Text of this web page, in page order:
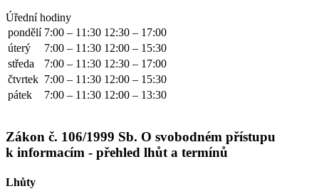
Úřední hodiny
pondělí 7:00 – 11:30 12:30 – 17:00
úterý
7:00 – 11:30 12:00 – 15:30
středa
7:00 – 11:30 12:30 – 17:00
čtvrtek 7:00 – 11:30 12:00 – 15:30
pátek
7:00 – 11:30 12:00 – 13:30
Zákon č. 106/1999 Sb. O svobodném přístupu
k informacím - přehled lhůt a termínů
Lhůty